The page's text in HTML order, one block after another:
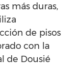
más duras,
de pisos
con la
de Dousié